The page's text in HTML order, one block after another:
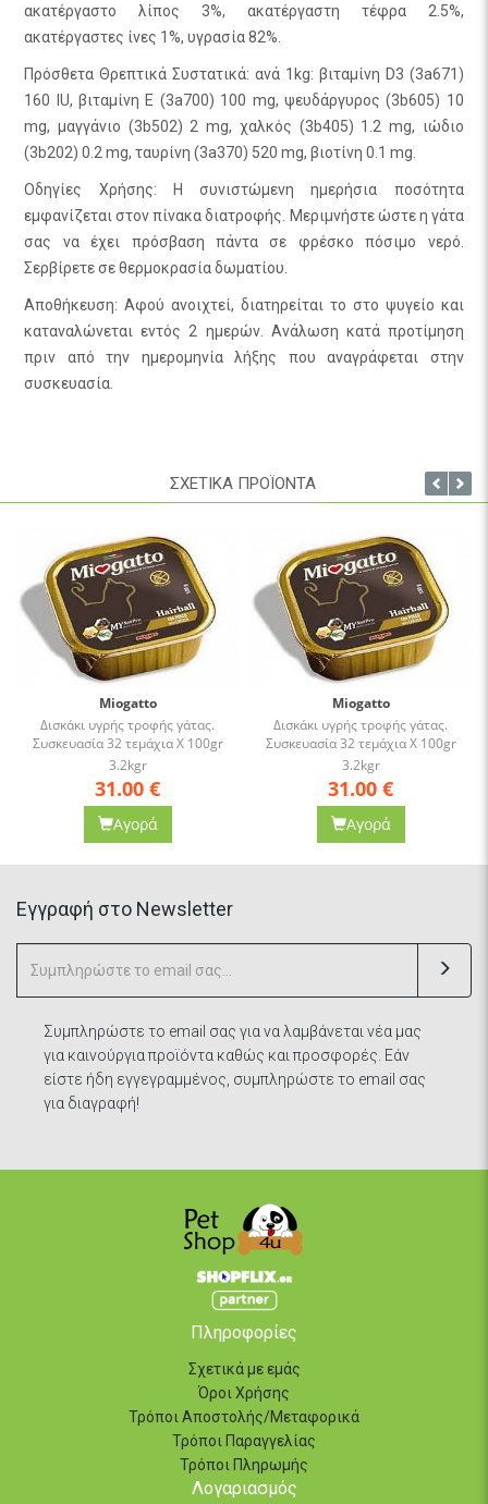
ακατέργαστο λίπος 3%, ακατέργαστη τέφρα 2.5%,
ακατέργαστες ίνες 1%, υγρασία 82%.
Πρόσθετα Θρεπτικά Συστατικά: ανά 1kg: βιταμίνη D3 (3a671)
160 IU, βιταμίνη Ε (3a700) 100 mg, ψευδάργυρος (3b605) 10
mg, μαγγάνιο (3b502) 2 mg, χαλκός (3b405) 1.2 mg, ιώδιο
(3b202) 0.2 mg, ταυρίνη (3a370) 520 mg, βιοτίνη 0.1 mg.
Οδηγίες Χρήσης: Η συνιστώμενη ημερήσια ποσότητα
εμφανίζεται στον πίνακα διατροφής. Μεριμνήστε ώστε η γάτα
σας να έχει πρόσβαση πάντα σε φρέσκο πόσιμο νερό.
Σερβίρετε σε θερμοκρασία δωματίου.
Αποθήκευση: Αφού ανοιχτεί, διατηρείται το στο ψυγείο και
καταναλώνεται εντός 2 ημερών. Ανάλωση κατά προτίμηση
πριν από την ημερομηνία λήξης που αναγράφεται στην
συσκευασία.
ΣΧΕΤΙΚΑ ΠΡΟΪΟΝΤΑ
Miogatto
Δισκάκι υγρής τροφής γάτας.
Συσκευασία 32 τεμάχια Χ 100gr
3.2kgr
31.00 €
Αγορά
Miogatto
Δισκάκι υγρής τροφής γάτας.
Συσκευασία 32 τεμάχια Χ 100gr
3.2kgr
31.00 €
Αγορά
Eγγραφή στο Newsletter
Συμπληρώστε το email σας για να λαμβάνεται νέα μας
για καινούργια προϊόντα καθώς και προσφορές. Εάν
είστε ήδη εγγεγραμμένος, συμπληρώστε το email σας
για διαγραφή!
Πληροφορίες
Σχετικά με εμάς
Όροι Χρήσης
Τρόποι Αποστολής/Μεταφορικά
Τρόποι Παραγγελίας
Τρόποι Πληρωμής
Λογαριασμός